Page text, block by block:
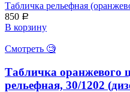
Табличка рельефная
850 Р
В корзину
Смотреть 🧐
Табличка оранжевого
рельефная, 30/1202